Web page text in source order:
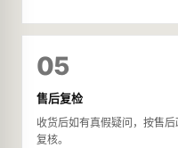
05
售后复检
收货后如有真假疑问，按售
复核。